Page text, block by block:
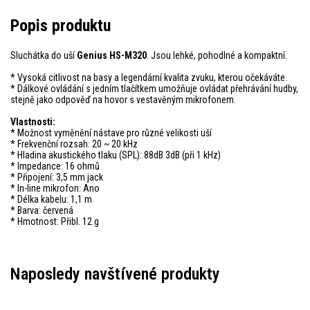
Popis produktu
Sluchátka do ušíGenius HS-M320 . Jsou lehké, pohodlné a kompaktní.
* Vysoká citlivost na basy a legendární kvalita zvuku, kterou očekáváte.
* Dálkové ovládání s jedním tlačítkem umožňuje ovládat přehrávání hudby,
stejně jako odpověď na hovor s vestavěným mikrofonem.
Vlastnosti:
* Možnost vyměnění nástave pro různé velikosti uší
* Frekvenční rozsah: 20 ~ 20 kHz
* Hladina akustického tlaku (SPL): 88dB 3dB (při 1 kHz)
* Impedance: 16 ohmů
* Připojení: 3,5 mm jack
* In-line mikrofon: Ano
* Délka kabelu: 1,1 m
* Barva: červená
* Hmotnost: Přibl. 12 g
Naposledy navštívené produkty